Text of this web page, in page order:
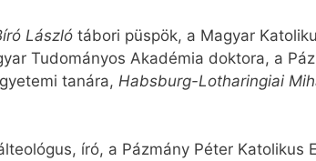
László tábori püspök, a Magyar
Tudományos Akadémia doktora, a
tanára, Habsburg-Lotharingiai
író, a Pázmány Péter Katolikus